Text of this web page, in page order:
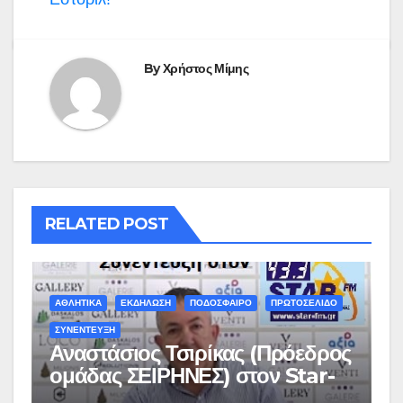
ByΧρήστος Μίμης
RELATED POST
ΑΘΛΗΤΙΚΑ ΕΚΔΗΛΩΣΗ ΠΟΔΟΣΦΑΙΡΟ ΠΡΩΤΟΣΕΛΙΔΟ
ΣΥΝΕΝΤΕΥΞΗ
Αναστάσιος Τσιρίκας (Πρόεδρος
ομάδας ΣΕΙΡΗΝΕΣ) στον Star-